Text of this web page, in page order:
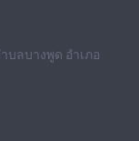
บลบางพูด อำเภอ